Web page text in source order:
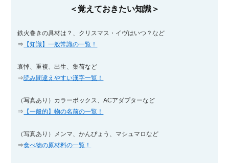
＜覚えておきたい知識＞
鉄火巻きの具材は？、クリスマス・イヴはいつ？など
⇒
【知識】一般常識の一覧！
哀悼、重複、出生、集荷など
⇒読み間違えやすい漢字一覧！
（写真あり）カラーボックス、ACアダプターなど
⇒
【一般的】物の名前の一覧！
（写真あり）メンマ、かんぴょう、マシュマロなど
⇒食べ物の原材料の一覧！